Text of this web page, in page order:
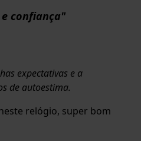
confiança"
expectativas e a
de autoestima.
relógio, super bom